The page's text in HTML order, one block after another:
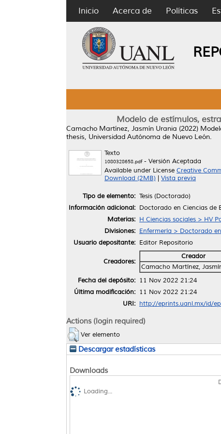
Inicio Acerca de Políticas
Modelo de estímulos,
Camacho Martínez, Jasmín Urania (2022)
thesis, Universidad Autónoma de Nuevo León.
Texto
1080328658.pdf- Versión Aceptada
Available under License Creative
Download (2MB)
Vista previa
Tipo de elemento: Tesis (Doctorado)
Información adicional: Doctorado en Ciencias de
Materias: H Ciencias sociales > HV
Divisiones: Enfermería > Doctorado
Usuario depositante: Editor Repositorio
Creadores:
Creador
Camacho Martínez,
Fecha del depósito: 11 Nov 2022 21:24
Última modificación: 11 Nov 2022 21:24
URI: http://eprints.uanl.mx/id/
Actions (login required)
Ver elemento
Descargar estadísticas
Downloads
Loading...